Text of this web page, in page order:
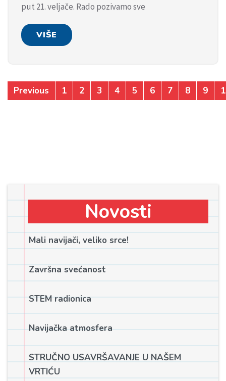
put 21. veljače. Rado pozivamo sve
VIŠE
Previous 1 2 3 4 5 6 7 8 9
Novosti
Mali navijači, veliko srce!
Završna svećanost
STEM radionica
Navijačka atmosfera
STRUČNO USAVRŠAVANJE U NAŠEM
VRTIĆU